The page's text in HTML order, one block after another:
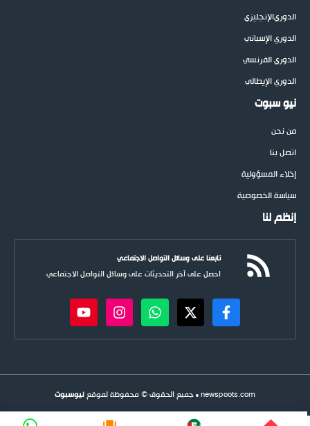
الدوريالإنجليزي
الدوري الإسباني
الدوري الفرنسي
الدوري الإيطالي
نيو سبوت
من نحن
اتصل بنا
إخلاء المسؤولية
سياسة الخصوصية
إنظم لنا
تابعنا على وسائل التواصل الاجتماعي
احصل على آخر التحديثات على وسائل التواصل الاجتماعي
newspoots.com • جميع الحقوق © محفوظة لموقع نيوسبوت